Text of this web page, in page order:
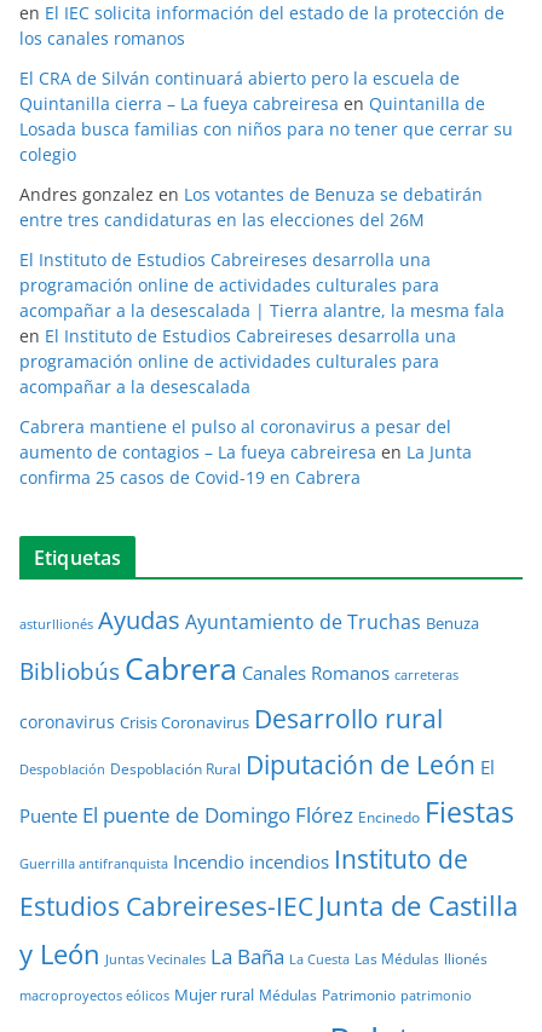
en El IEC solicita información del estado de la protección de
los canales romanos
El CRA de Silván continuará abierto pero la escuela de
Quintanilla cierra – La fueya cabreiresa en Quintanilla de
Losada busca familias con niños para no tener que cerrar su
colegio
Andres gonzalez en Los votantes de Benuza se debatirán
entre tres candidaturas en las elecciones del 26M
El Instituto de Estudios Cabreireses desarrolla una
programación online de actividades culturales para
acompañar a la desescalada | Tierra alantre, la mesma fala
en El Instituto de Estudios Cabreireses desarrolla una
programación online de actividades culturales para
acompañar a la desescalada
Cabrera mantiene el pulso al coronavirus a pesar del
aumento de contagios – La fueya cabreiresa en La Junta
confirma 25 casos de Covid-19 en Cabrera
Etiquetas
asturllionés Ayudas Ayuntamiento de Truchas Benuza
BibliobúsCabrera Canales Romanos carreteras
coronavirus Crisis Coronavirus Desarrollo rural
Despoblación Despoblación Rural Diputación de León El
Puente El puente de Domingo Flórez Encinedo Fiestas
Guerrilla antifranquista Incendio incendios Instituto de
Estudios Cabreireses-IEC Junta de Castilla
y León Juntas Vecinales La Baña La Cuesta Las Médulas llionés
macroproyectos eólicos Mujer rural Médulas Patrimonio patrimonio